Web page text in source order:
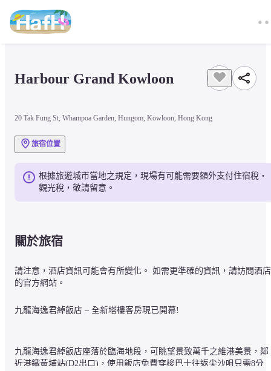
Harbour Grand Kowloon
20 Tak Fung St, Whampoa Garden, Hungom, Kowloon, Hong Kong
旅宿位置
根據旅遊城市當地之規定，現場有可能需要額外支付住宿稅・
觀光稅，敬請留意。
關於旅宿
請注意，酒店資訊可能會有所變化。 如需更準確的資訊，請訪問酒店
的官方網站。
九龍海逸君綽飯店 – 全新塔樓客房現已開幕!
九龍海逸君綽飯店座落於臨海地段，可眺望景致萬千之維港美景，鄰
近港鐵黃埔站(D2出口)，使用飯店免費穿梭巴士往返尖沙咀只需8分